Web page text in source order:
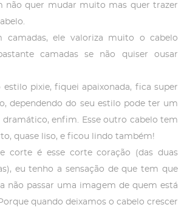
não quer mudar muito mas quer trazer
camadas, ele valoriza muito o cabelo
camadas se não quiser ousar
pixie, fiquei apaixonada, fica super
dependendo do seu estilo pode ter um
dramático, enfim. Esse outro cabelo tem
quase liso, e ficou lindo também!
corte é esse corte coração (das duas
eu tenho a sensação de que tem que
não passar uma imagem de quem está
quando deixamos o cabelo crescer